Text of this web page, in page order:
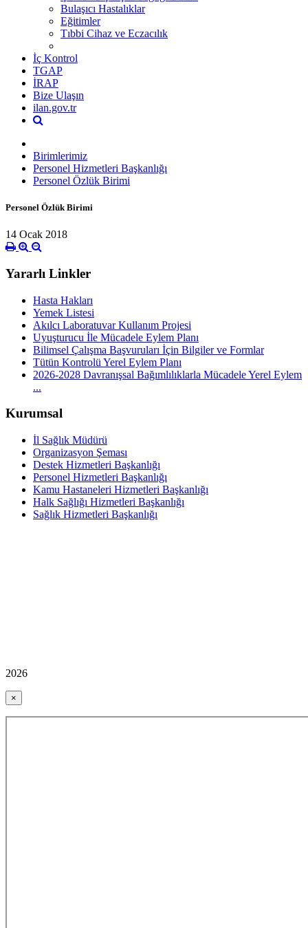
Bulaşıcı Hastalıklar
Eğitimler
Tıbbi Cihaz ve Eczacılık
İç Kontrol
TGAP
İRAP
Bize Ulaşın
ilan.gov.tr
Birimlerimiz
Personel Hizmetleri Başkanlığı
Personel Özlük Birimi
Personel Özlük Birimi
14 Ocak 2018
Yararlı Linkler
Hasta Hakları
Yemek Listesi
Akılcı Laboratuvar Kullanım Projesi
Uyuşturucu İle Mücadele Eylem Planı
Bilimsel Çalışma Başvuruları İçin Bilgiler ve Formlar
Tütün Kontrolü Yerel Eylem Planı
2026-2028 Davranışsal Bağımlılıklarla Mücadele Yerel Eylem
...
Kurumsal
İl Sağlık Müdürü
Organizasyon Şeması
Destek Hizmetleri Başkanlığı
Personel Hizmetleri Başkanlığı
Kamu Hastaneleri Hizmetleri Başkanlığı
Halk Sağlığı Hizmetleri Başkanlığı
Sağlık Hizmetleri Başkanlığı
2026
×